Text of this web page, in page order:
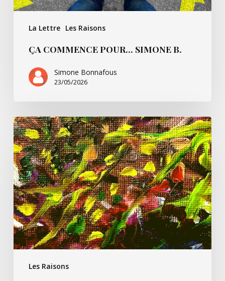
La Lettre Les Raisons
ÇA COMMENCE POUR… SIMONE B.
Simone Bonnafous
23/05/2026
Les Raisons
Un
peu
de
Paul
Ricoeur
et
nous